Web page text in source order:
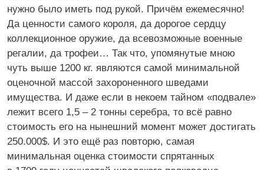
нужно было иметь под рукой. Причём ежемесячно!
Да ценности самого короля, да дорогое сердцу
коллекционное оружие, да всевозможные военные
регалии, да трофеи… Так что, упомянутые мною
чуть выше 1200 кг. являются самой минимальной
оценочной массой захороненного шведами
имущества. И даже если в некоем тайном «подвале»
лежит всего 1,5 – 2 тонны серебра, то всё равно
стоимость его на нынешний момент может достигать
250.000$. И это ещё раз повторю, самая
минимальная оценка стоимости спрятанных